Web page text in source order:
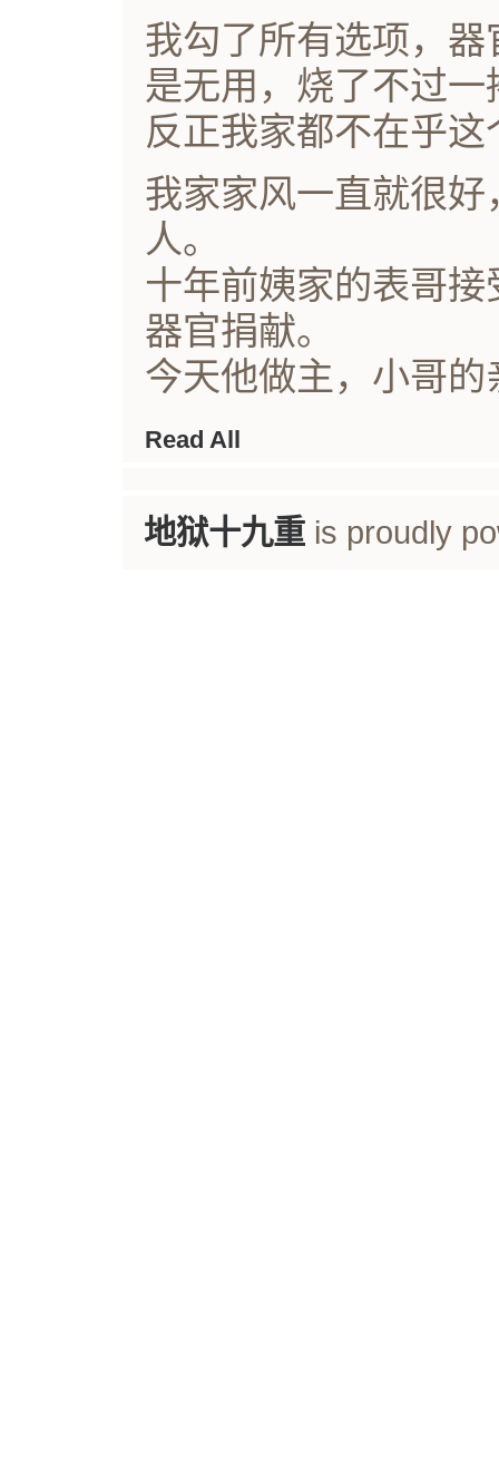
我勾了所有选项，
是无用，烧了不过一
反正我家都不在乎
我家家风一直就很
人。
十年前姨家的表哥
器官捐献。
今天他做主，小哥
Read All
地狱十九重is proudly